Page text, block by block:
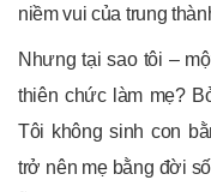
niềm vui của trung
Nhưng tại sao tôi –
thiên chức làm mẹ?
Tôi không sinh con
trở nên mẹ bằng đời